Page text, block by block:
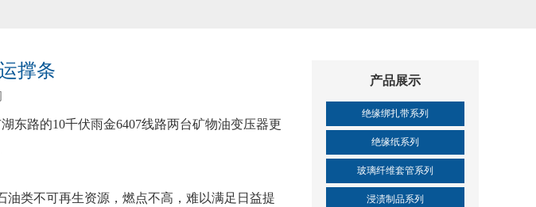
产品展示
绝缘绑扎带系列
绝缘纸系列
玻璃纤维套管系列
浸渍制品系列
撑条
路的10千伏雨金6407线路两台矿物油变压器更
类不可再生资源，燃点不高，难以满足日益提